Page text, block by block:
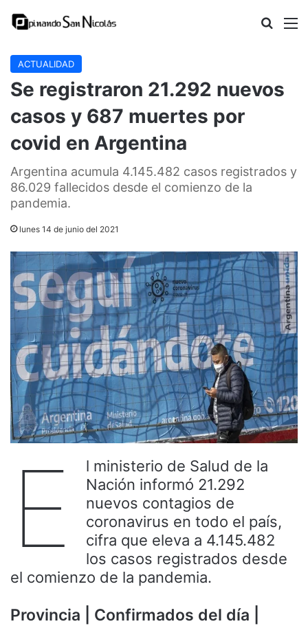
Buscar
ACTUALIDAD
Se registraron 21.292 nuevos
casos y 687 muertes por
covid en Argentina
Argentina acumula 4.145.482 casos registrados y
86.029 fallecidos desde el comienzo de la
pandemia.
lunes 14 de junio del 2021
E
l ministerio de Salud de la
Nación informó 21.292
nuevos contagios de
coronavirus en todo el país,
cifra que eleva a 4.145.482
los casos registrados desde
el comienzo de la pandemia.
Provincia | Confirmados del día |